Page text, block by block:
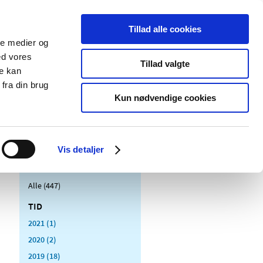
medier og
vores
kan
din brug
Vis detaljer
Tillad alle cookies
Tillad valgte
Kun nødvendige cookies
Særlige
produktområder
Alle (447)
TID
2021 (1)
2020 (2)
2019 (18)